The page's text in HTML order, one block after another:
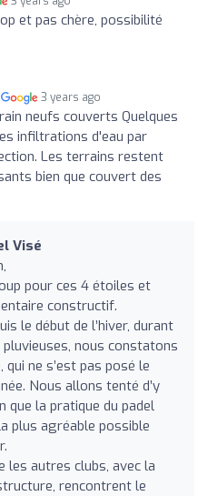
et pas chère, possibilité
3 years ago
neufs couverts Quelques
infiltrations d'eau par
Les terrains restent
bien que couvert des
Visé
pour ces 4 étoiles et
constructif.
le début de l’hiver, durant
nous constatons
qui ne s’est pas posé le
Nous allons tenté d’y
que la pratique du padel
plus agréable possible
les autres clubs, avec la
rencontrent le